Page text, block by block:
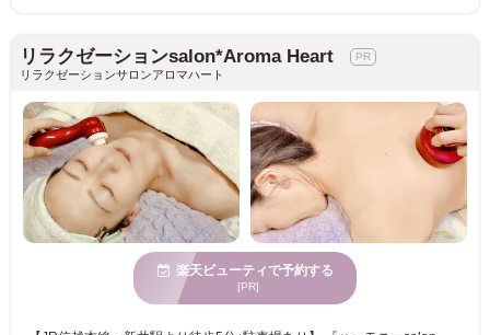
リラクゼーションsalon*Aroma Heart
リラクゼーションサロンアロマハート
楽天ビューティで予約する
[PR]